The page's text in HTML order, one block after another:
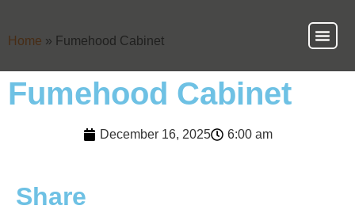
Home » Fumehood Cabinet
Fumehood Cabinet
December 16, 2025 6:00 am
Share